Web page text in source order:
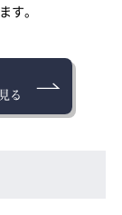
す。
る